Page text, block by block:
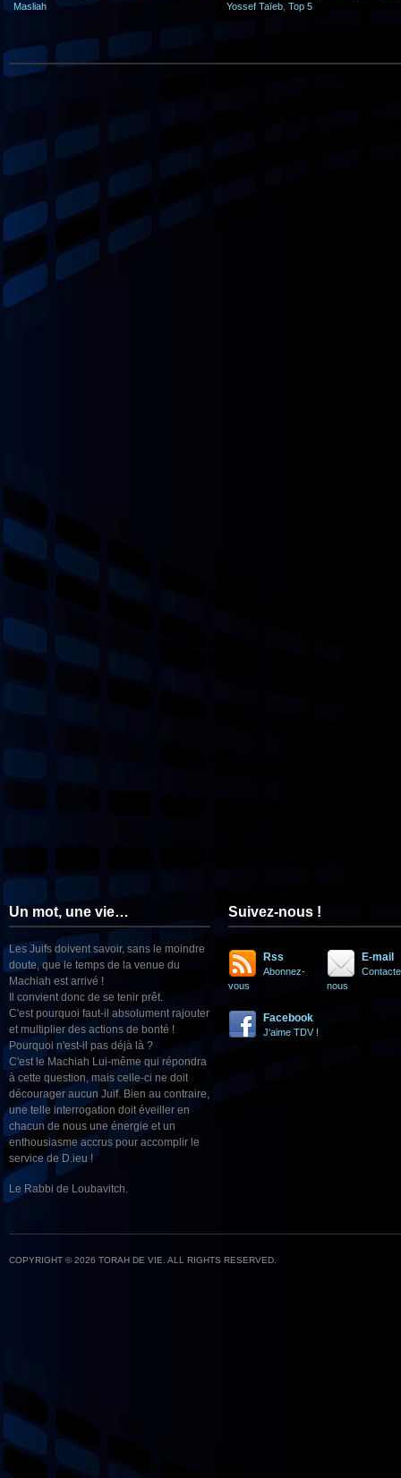
Masliah
Yossef Taïeb Top 5
Un mot, une vie…
Les Juifs doivent savoir, sans le moindre
doute, que le temps de la venue du
Machiah est arrivé !
Il convient donc de se tenir prêt.
C'est pourquoi faut-il absolument rajouter
et multiplier des actions de bonté !
Pourquoi n'est-il pas déjà là ?
C'est le Machiah Lui-même qui répondra
à cette question, mais celle-ci ne doit
décourager aucun Juif. Bien au contraire,
une telle interrogation doit éveiller en
chacun de nous une énergie et un
enthousiasme accrus pour accomplir le
service de D.ieu !
Le Rabbi de Loubavitch.
Suivez-nous !
Rss
Abonnez-
vous
E-mail
nous
Facebook
J'aime TDV !
COPYRIGHT © 2026 TORAH DE VIE. ALL RIGHTS RESERVED.